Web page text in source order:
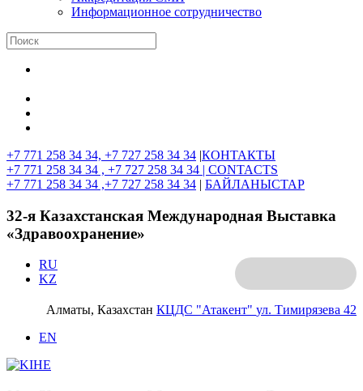
Информационное сотрудничество
+7 771 258 34 34, +7 727 258 34 34 |КОНТАКТЫ
+7 771 258 34 34 , +7 727 258 34 34 | CONTACTS
+7 771 258 34 34 ,+7 727 258 34 34 | БАЙЛАНЫСТАР
32-я Казахстанская Международная Выставка
«Здравоохранение»
Алматы, Казахстан КЦДС "Атакент" ул. Тимирязева 42
RU
KZ
EN